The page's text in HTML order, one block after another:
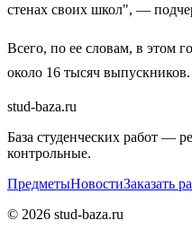
стенах своих школ", —
Всего, по ее словам, в этом
около 16 тысяч выпускников.
stud-baza.ru
База студенческих работ —
контрольные.
ПредметыНовостиЗаказать
© 2026 stud-baza.ru